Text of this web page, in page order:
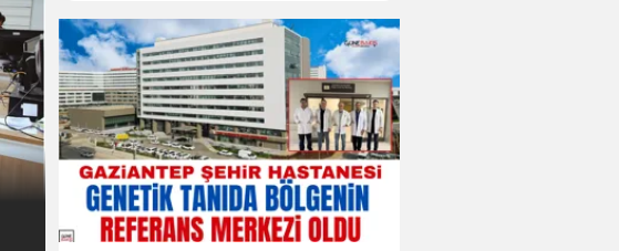
Öğr. Üyesi Dr. Hocaoğlu: İlk yardım eğitimi hayat kurtarır